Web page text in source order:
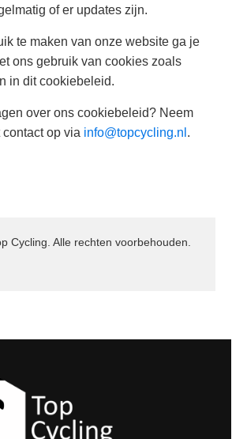
of er updates zijn.
te maken van onze website ga je
ons gebruik van cookies zoals
in dit cookiebeleid.
over ons cookiebeleid? Neem
op via info@topcycling.nl .
Cycling. Alle rechten voorbehouden.